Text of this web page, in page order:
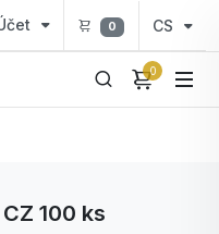
0 CS
0
100 ks